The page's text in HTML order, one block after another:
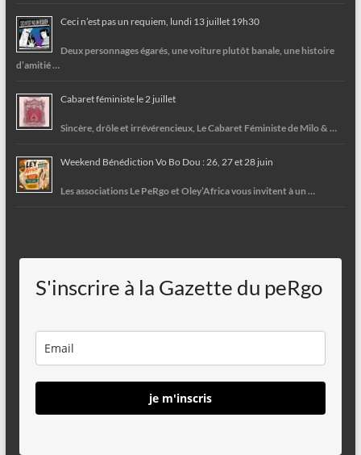
Ceci n’est pas un requiem, lundi 13 juillet 19h30
Deux personnages égarés, une voiture plutôt banale, une histoire
d’amitié …
Cabaret féministe le 2 juillet
Sincère, drôle et irrévérencieux, Le Cabaret Féministe de Milo & …
Weekend Bénédiction Vo Bo Dou : 26, 27 et 28 juin
Les associations Le PeRgo et Oley’Africa vous invitent à un …
S'inscrire à la Gazette du peRgo
je m'inscris